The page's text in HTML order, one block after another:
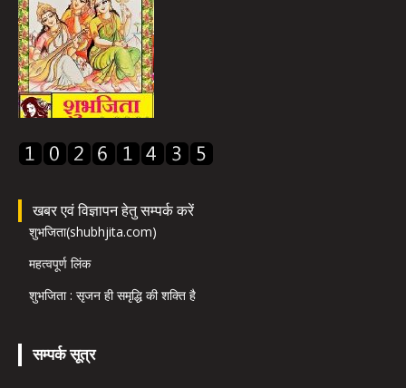
खबर एवं विज्ञापन हेतु सम्पर्क करें
शुभजिता(shubhjita.com)
महत्वपूर्ण लिंक
शुभजिता : सृजन ही समृद्धि की शक्ति है
सम्पर्क सूत्र